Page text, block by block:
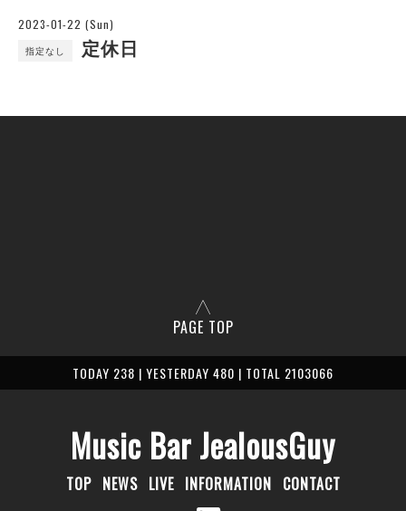
2023-01-22 (Sun)
指定なし 定休日
PAGE TOP
TODAY 238 | YESTERDAY 480 | TOTAL 2103066
Music Bar JealousGuy
TOP NEWS LIVE INFORMATION CONTACT